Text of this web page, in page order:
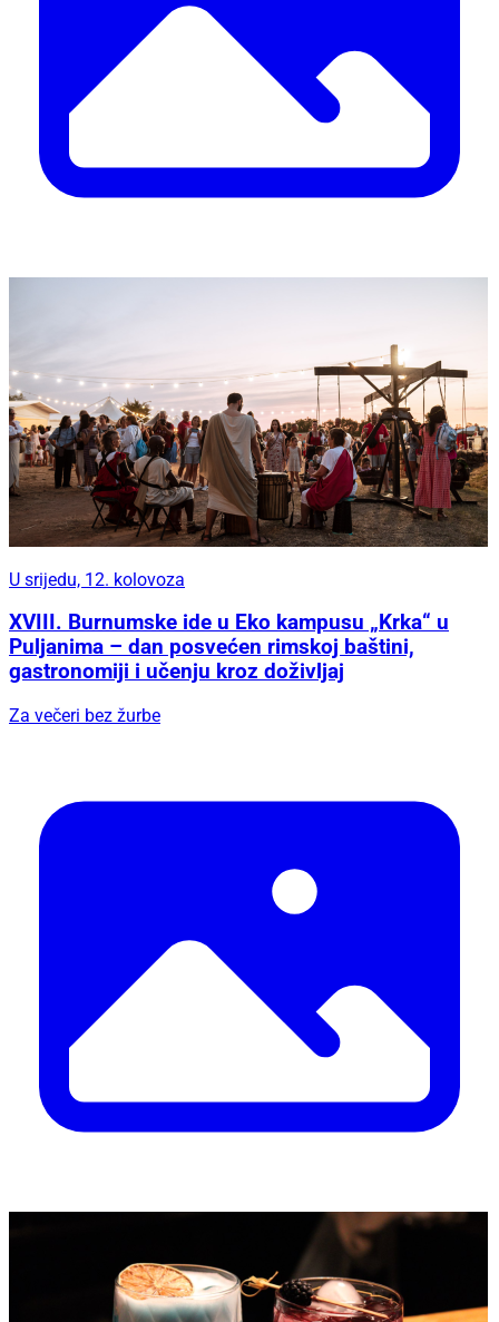
U srijedu, 12. kolovoza
XVIII. Burnumske ide u Eko kampusu „Krka“ u
Puljanima – dan posvećen rimskoj baštini,
gastronomiji i učenju kroz doživljaj
Za večeri bez žurbe